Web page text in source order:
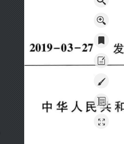
2019-03-27
中华人民共